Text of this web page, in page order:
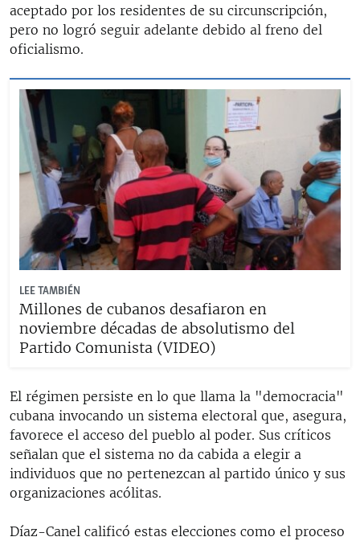
aceptado por los residentes de su circunscripción,
pero no logró seguir adelante debido al freno del
oficialismo.
LEE TAMBIÉN
Millones de cubanos desafiaron en
noviembre décadas de absolutismo del
Partido Comunista (VIDEO)
El régimen persiste en lo que llama la "democracia"
cubana invocando un sistema electoral que, asegura,
favorece el acceso del pueblo al poder. Sus críticos
señalan que el sistema no da cabida a elegir a
individuos que no pertenezcan al partido único y sus
organizaciones acólitas.
Díaz-Canel calificó estas elecciones como el proceso